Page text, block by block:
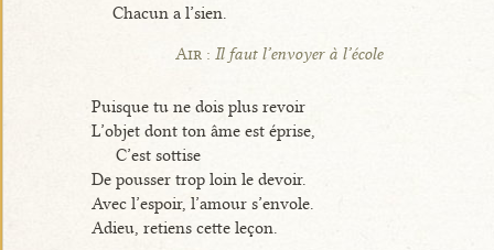
Chacun a l’sien.
Air : Il faut l’envoyer à l’école
Puisque tu ne dois plus revoir
L’objet dont ton âme est éprise,
C’est sottise
De pousser trop loin le devoir.
Avec l’espoir, l’amour s’envole.
Adieu, retiens cette leçon.